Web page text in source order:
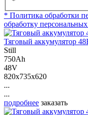
* Политика обработки
обработку
Тяговый аккумулятор
Still
750Ah
48V
820x735x620
...
...
подробнее заказать